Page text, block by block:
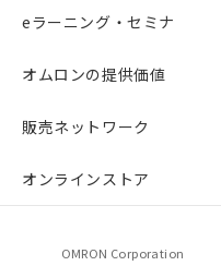
eラーニング・セミナ
オムロンの提供価値
販売ネットワーク
オンラインストア
OMRON Corporation